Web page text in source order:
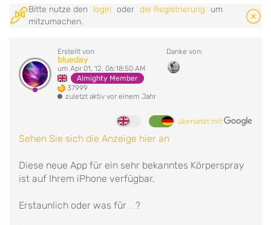
Bitte nutze den login oder die Registrierung
um
mitzumachen.
Erstellt von
blueday
um Apr 01, 12, 06:18:50 AM
Almighty Member
37999
zuletzt aktiv vor einem Jahr
Danke von:
übersetzt mit
Sehen Sie sich die Anzeige hier an
Diese neue App für ein sehr bekanntes Körperspray
ist auf Ihrem iPhone verfügbar.
Erstaunlich oder was für ?